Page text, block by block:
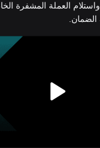
واستلام العملة المشفرة
الضمان.